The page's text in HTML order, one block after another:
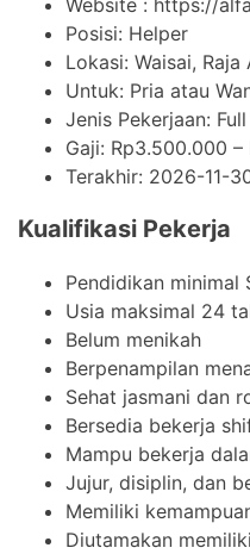
Posisi: Helper
Lokasi: Waisai,
Untuk: Pria atau
Jenis Pekerjaan:
Gaji: Rp3.500.000 –
Terakhir: 2026-11-
Kualifikasi Pekerja
Pendidikan minimal
Usia maksimal 24
Belum menikah
Berpenampilan
Sehat jasmani dan
Bersedia bekerja
Mampu bekerja
Jujur, disiplin, dan
Memiliki
Diutamakan